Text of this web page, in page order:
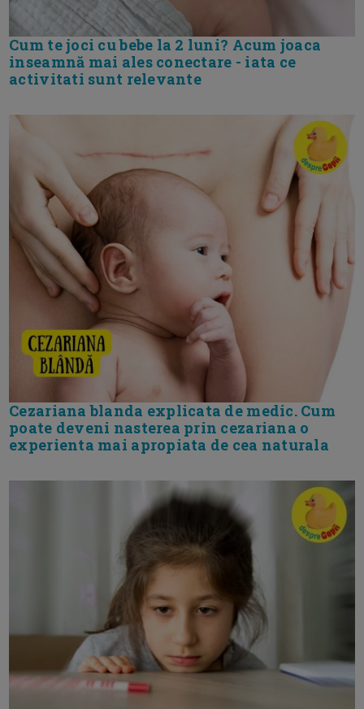
Cum te joci cu bebe la 2 luni? Acum joaca
inseamnă mai ales conectare - iata ce
activitati sunt relevante
Cezariana blanda explicata de medic. Cum
poate deveni nasterea prin cezariana o
experienta mai apropiata de cea naturala